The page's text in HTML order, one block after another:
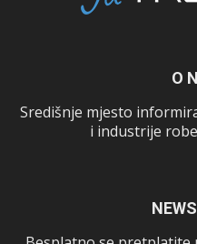
O
Središnje mjesto
i industrije